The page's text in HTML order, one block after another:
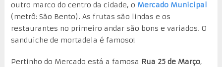
outro marco do centro da cidade, o Mercado Municipal
(metrô: São Bento). As frutas são lindas e os
restaurantes no primeiro andar são bons e variados. O
sanduiche de mortadela é famoso!
Pertinho do Mercado está a famosa Rua 25 de Março,